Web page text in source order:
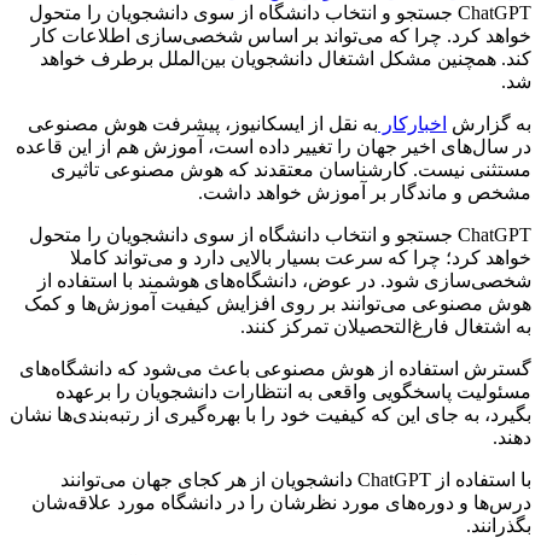
ChatGPT جستجو و انتخاب دانشگاه از سوی دانشجویان را متحول
خواهد کرد. چرا که می‌تواند بر اساس شخصی‌سازی اطلاعات کار
کند. همچنین مشکل اشتغال دانشجویان بین‌الملل برطرف خواهد
شد.
به گزارش اخبارکار به نقل از ایسکانیوز، پیشرفت هوش مصنوعی
در سال‌های اخیر جهان را تغییر داده است، آموزش هم از این قاعده
مستثنی نیست. کارشناسان معتقدند که هوش مصنوعی تاثیری
مشخص و ماندگار بر آموزش خواهد داشت.
ChatGPT جستجو و انتخاب دانشگاه از سوی دانشجویان را متحول
خواهد کرد؛ چرا که سرعت بسیار بالایی دارد و می‌تواند کاملا
شخصی‌سازی شود. در عوض، دانشگاه‌های هوشمند با استفاده از
هوش مصنوعی می‌توانند بر روی افزایش کیفیت آموزش‌ها و کمک
به اشتغال فارغ‌التحصیلان تمرکز کنند.
گسترش استفاده از هوش مصنوعی باعث می‌شود که دانشگاه‌های
مسئولیت پاسخگویی واقعی به انتظارات دانشجویان را برعهده
بگیرد، به جای این که کیفیت خود را با بهره‌گیری از رتبه‌بندی‌ها نشان
دهند.
با استفاده از ChatGPT دانشجویان از هر کجای جهان می‌توانند
درس‌ها و دوره‌های مورد نظرشان را در دانشگاه مورد علاقه‌شان
بگذرانند.